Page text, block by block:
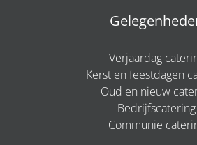
Verjaardag
Kerst en feestdagen
Oud en nieuw
Bedrijfscatering
Communie